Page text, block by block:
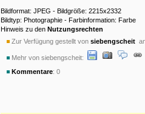
Bildformat: JPEG - Bildgröße: 2215x2332
Bildtyp: Photographie - Farbinformation: Farbe
Hinweis zu den Nutzungsrechten
Zur Verfügung gestellt von siebengscheit
Mehr von siebengscheit:
Kommentare: 0